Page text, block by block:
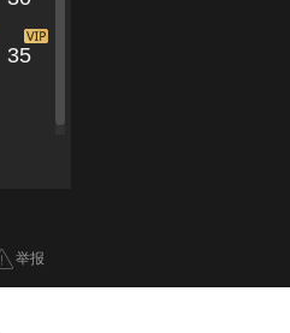
35
举报